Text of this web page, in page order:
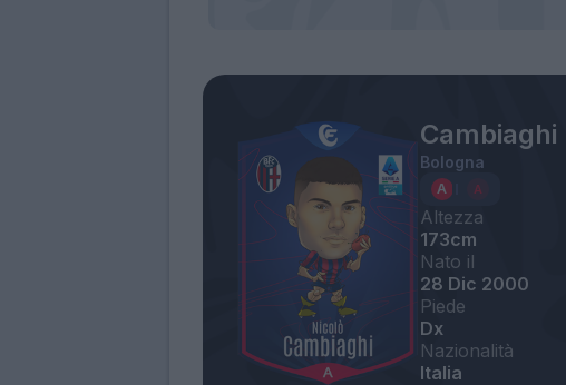
Cambiaghi
Bologna
Altezza
173cm
Nato il
28 Dic 2000
Piede
Dx
Nazionalità
Italia